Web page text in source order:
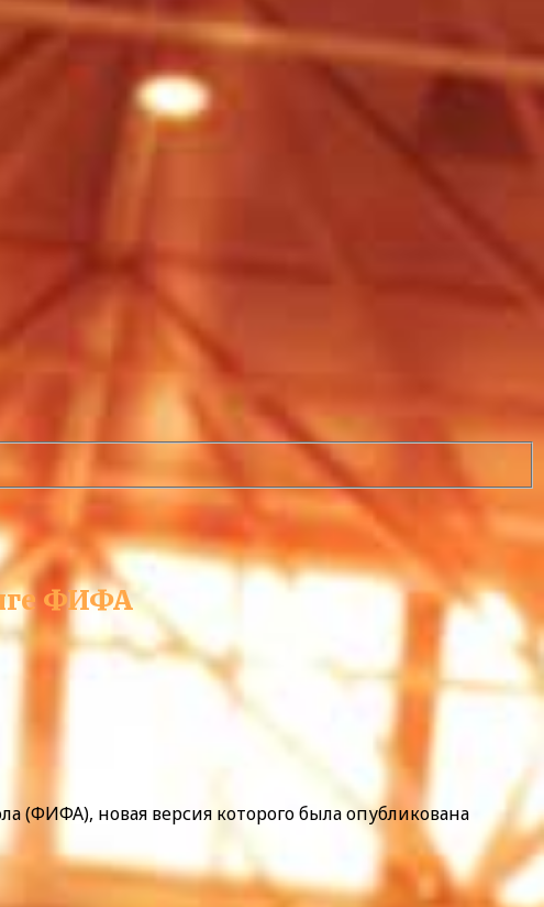
ФИФА
(ФИФА), новая версия которого была опубликована